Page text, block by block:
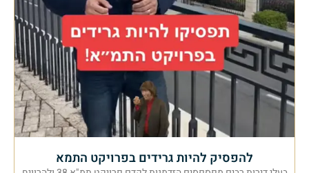
להפסיק להיות גרידים בפרויקט התמא